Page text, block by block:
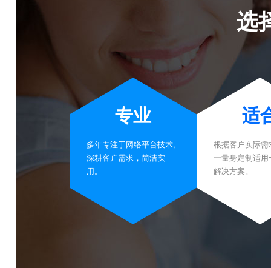
选
专业
多年专注于网络平台技术,
深耕客户需求，简洁实
用。
适
根据客户实际
一量身定制适
解决方案。